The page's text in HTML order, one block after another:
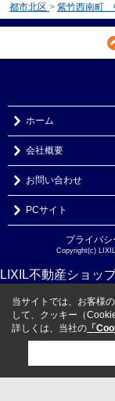
都市北区 > 紫竹西南町
ホーム
会社概要
お問い合わせ
PCサイト
プライバ
Copyright(c)
LIXIL不動産ショッ
当サイトでは、お客様
して、クッキー（
詳しくは、当社の 「